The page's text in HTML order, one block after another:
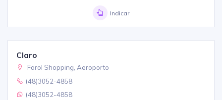
Indicar
Claro
Farol Shopping, Aeroporto
(48)3052-4858
(48)3052-4858